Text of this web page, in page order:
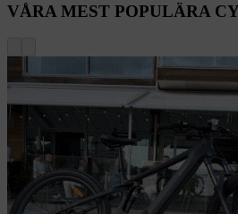
VÅRA MEST POPULÄRA